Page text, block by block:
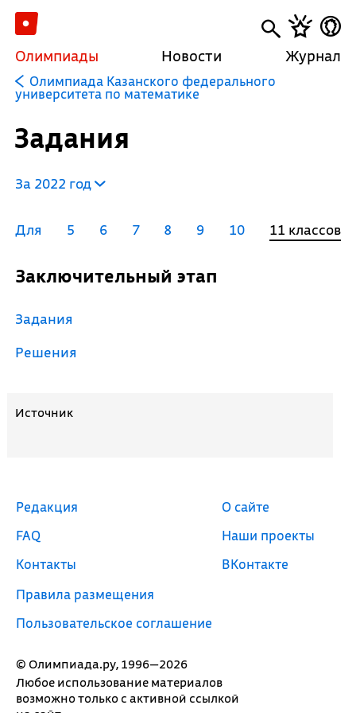
Олимпиады Новости Журнал
Олимпиада Казанского федерального
университета по математике
Задания
За 2022 год
Для 5 6 7 8 9 10 11 классов
Заключительный этап
Задания
Решения
Источник
© Олимпиада.ру, 1996—2026
Любое использование материалов
возможно только с активной ссылкой
Редакция
FAQ
Контакты
Правила размещения
Пользовательское соглашение
О сайте
Наши проекты
ВКонтакте